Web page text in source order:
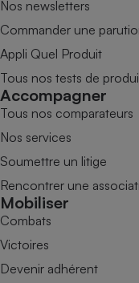
Nos newsletters
Commander une
Appli Quel Produit
Tous nos tests de
Accompagner
Tous nos comparateurs
Nos services
Soumettre un litige
Rencontrer une
Mobiliser
Combats
Victoires
Devenir adhérent